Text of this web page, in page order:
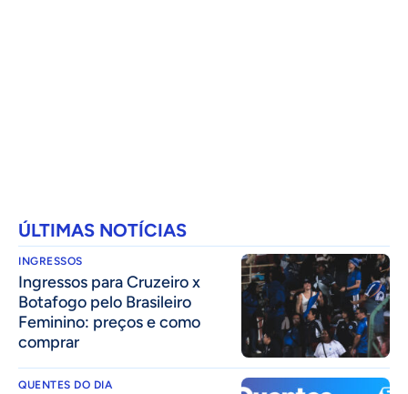
ÚLTIMAS NOTÍCIAS
INGRESSOS
Ingressos para Cruzeiro x
Botafogo pelo Brasileiro
Feminino: preços e como
comprar
QUENTES DO DIA